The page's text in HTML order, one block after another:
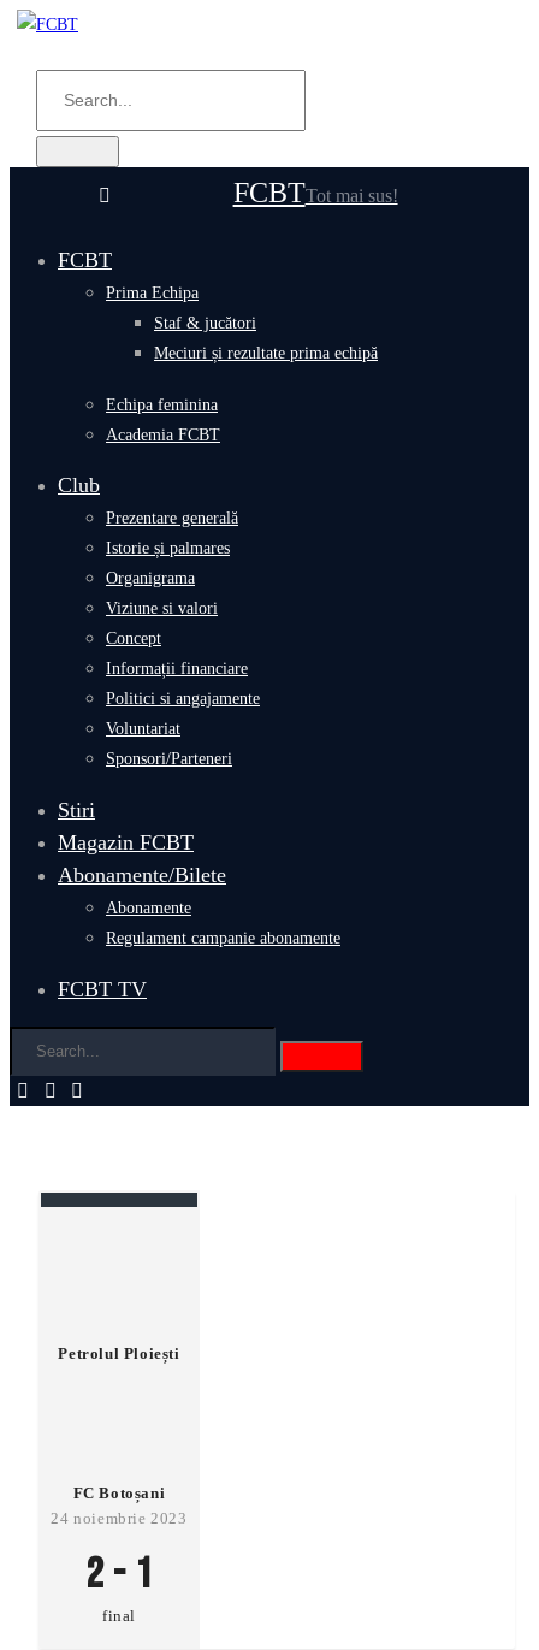
FCBTTot mai sus!
FCBT
Prima Echipa
Staf & jucători
Meciuri și rezultate prima echipă
Echipa feminina
Academia FCBT
Club
Prezentare generală
Istorie și palmares
Organigrama
Viziune si valori
Concept
Informații financiare
Politici si angajamente
Voluntariat
Sponsori/Parteneri
Stiri
Magazin FCBT
Abonamente/Bilete
Abonamente
Regulament campanie abonamente
FCBT TV
Petrolul Ploiești
FC Botoșani
24 noiembrie 2023
2- 1
final